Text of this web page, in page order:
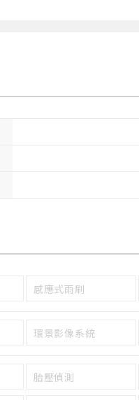
感應式雨刷
環景影像系統
胎壓偵測